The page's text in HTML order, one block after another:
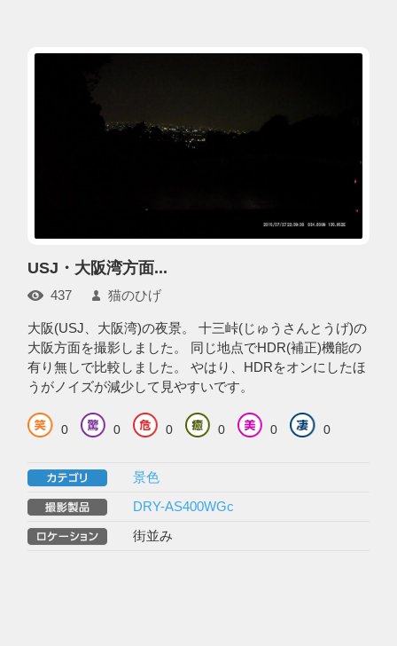
USJ・大阪湾方面...
437 猫のひげ
大阪(USJ、大阪湾)の夜景。 十三峠(じゅうさんとうげ)の
大阪方面を撮影しました。 同じ地点でHDR(補正)機能の
有り無しで比較しました。 やはり、HDRをオンにしたほ
うがノイズが減少して見やすいです。
0 0 0 0 0 0
景色
DRY-AS400WGc
街並み